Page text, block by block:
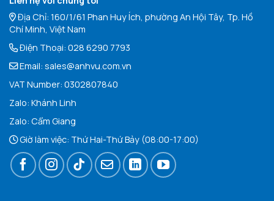
Địa Chỉ: 160/1/61 Phan Huy Ích, phường An Hội Tây, Tp. Hồ
Chí Minh, Việt Nam
Điện Thoại: 028 6290 7793
Email: sales@anhvu.com.vn
VAT Number: 0302807840
Zalo: Khánh Linh
Zalo: Cẩm Giang
Giờ làm việc: Thứ Hai-Thứ Bảy (08:00-17:00)